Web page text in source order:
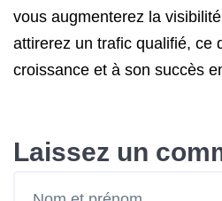
vous augmenterez la
attirerez un trafic qualifié, ce
croissance et à son succès
Laissez un